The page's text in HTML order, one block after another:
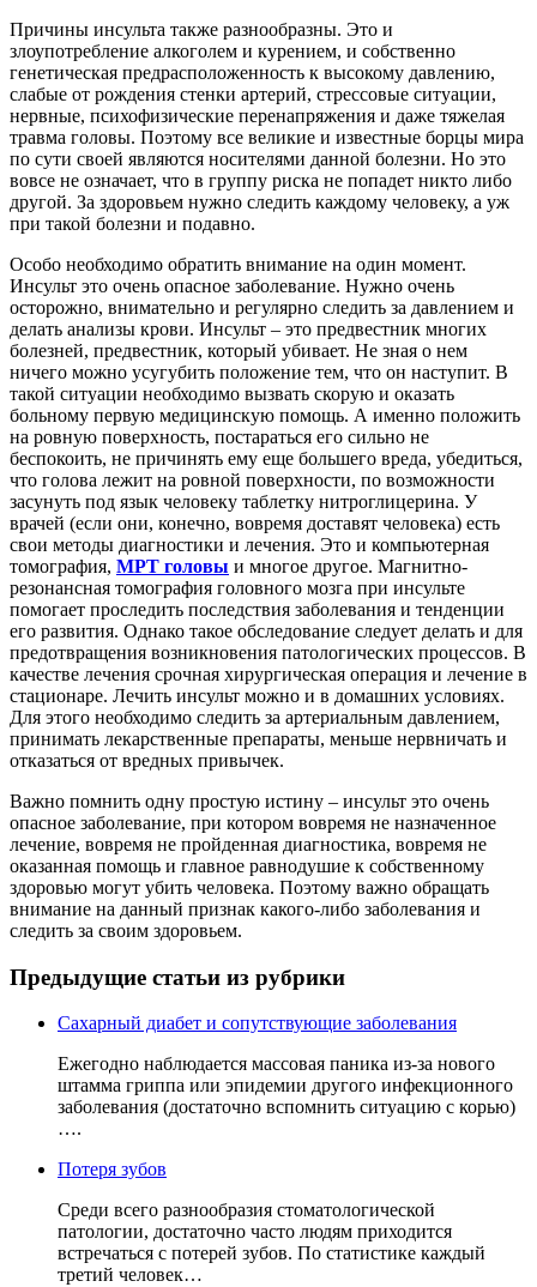
Причины инсульта также разнообразны. Это и
злоупотребление алкоголем и курением, и собственно
генетическая предрасположенность к высокому давлению,
слабые от рождения стенки артерий, стрессовые ситуации,
нервные, психофизические перенапряжения и даже тяжелая
травма головы. Поэтому все великие и известные борцы мира
по сути своей являются носителями данной болезни. Но это
вовсе не означает, что в группу риска не попадет никто либо
другой. За здоровьем нужно следить каждому человеку, а уж
при такой болезни и подавно.
Особо необходимо обратить внимание на один момент.
Инсульт это очень опасное заболевание. Нужно очень
осторожно, внимательно и регулярно следить за давлением и
делать анализы крови. Инсульт – это предвестник многих
болезней, предвестник, который убивает. Не зная о нем
ничего можно усугубить положение тем, что он наступит. В
такой ситуации необходимо вызвать скорую и оказать
больному первую медицинскую помощь. А именно положить
на ровную поверхность, постараться его сильно не
беспокоить, не причинять ему еще большего вреда, убедиться,
что голова лежит на ровной поверхности, по возможности
засунуть под язык человеку таблетку нитроглицерина. У
врачей (если они, конечно, вовремя доставят человека) есть
свои методы диагностики и лечения. Это и компьютерная
томография, МРТ головы и многое другое. Магнитно-
резонансная томография головного мозга при инсульте
помогает проследить последствия заболевания и тенденции
его развития. Однако такое обследование следует делать и для
предотвращения возникновения патологических процессов. В
качестве лечения срочная хирургическая операция и лечение в
стационаре. Лечить инсульт можно и в домашних условиях.
Для этого необходимо следить за артериальным давлением,
принимать лекарственные препараты, меньше нервничать и
отказаться от вредных привычек.
Важно помнить одну простую истину – инсульт это очень
опасное заболевание, при котором вовремя не назначенное
лечение, вовремя не пройденная диагностика, вовремя не
оказанная помощь и главное равнодушие к собственному
здоровью могут убить человека. Поэтому важно обращать
внимание на данный признак какого-либо заболевания и
следить за своим здоровьем.
Предыдущие статьи из рубрики
Сахарный диабет и сопутствующие заболевания
Ежегодно наблюдается массовая паника из-за нового
штамма гриппа или эпидемии другого инфекционного
заболевания (достаточно вспомнить ситуацию с корью)
….
Потеря зубов
Среди всего разнообразия стоматологической
патологии, достаточно часто людям приходится
встречаться с потерей зубов. По статистике каждый
третий человек…